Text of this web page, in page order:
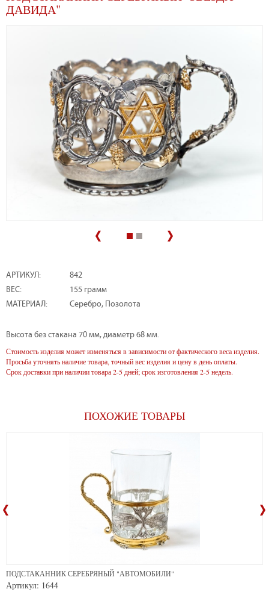
ДАВИДА"
АРТИКУЛ:
842
ВЕС:
155 грамм
МАТЕРИАЛ:
Серебро, Позолота
Высота без стакана 70 мм, диаметр 68 мм.
Стоимость изделия может изменяться в зависимости от фактического веса изделия.
Просьба уточнять наличие товара, точный вес изделия и цену в день оплаты.
Срок доставки при наличии товара 2-5 дней; срок изготовления 2-5 недель.
ПОХОЖИЕ ТОВАРЫ
ПОДСТАКАННИК СЕРЕБРЯНЫЙ "АВТОМОБИЛИ"
Артикул: 1644